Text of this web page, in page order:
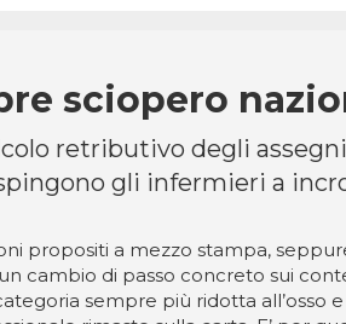
sciopero
retributivo degli
gli infermieri a
propositi a mezzo stampa,
cambio di passo concreto sui
sempre più ridotta all’osso